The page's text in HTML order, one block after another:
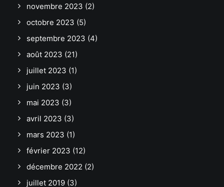
novembre 2023 (2)
octobre 2023 (5)
septembre 2023 (4)
août 2023 (21)
juillet 2023 (1)
juin 2023 (3)
mai 2023 (3)
avril 2023 (3)
mars 2023 (1)
février 2023 (12)
décembre 2022 (2)
juillet 2019 (3)